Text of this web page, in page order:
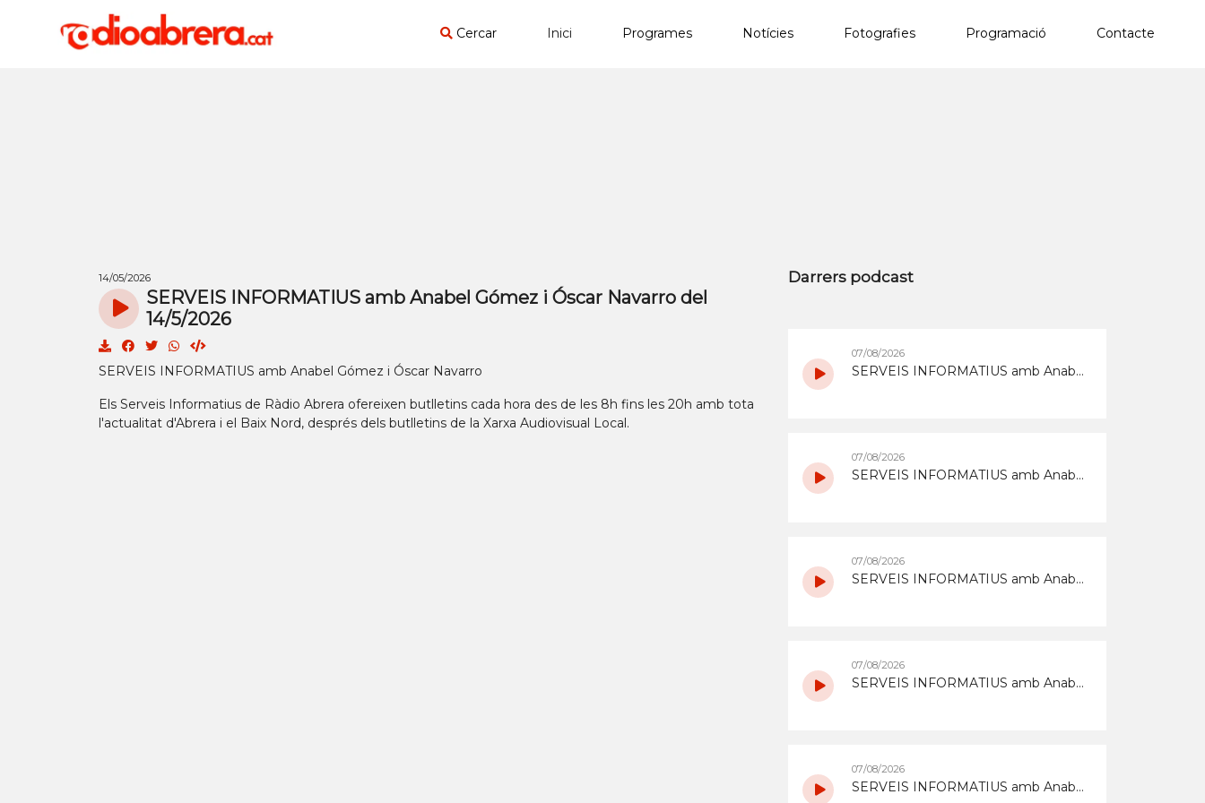
Cercar Inici Programes Notícies Fotografies Programació Contacte
14/05/2026
SERVEIS INFORMATIUS amb Anabel Gómez i Óscar Navarro del
14/5/2026
SERVEIS INFORMATIUS amb Anabel Gómez i Óscar Navarro
Els Serveis Informatius de Ràdio Abrera ofereixen butlletins cada hora des de les 8h fins les 20h amb tota
l'actualitat d'Abrera i el Baix Nord, després dels butlletins de la Xarxa Audiovisual Local.
Darrers podcast
07/08/2026
SERVEIS INFORMATIUS amb Anabel Gómez i Óscar Navarro del 7/8/2026
07/08/2026
SERVEIS INFORMATIUS amb Anabel Gómez i Óscar Navarro del 7/8/2026
07/08/2026
SERVEIS INFORMATIUS amb Anabel Gómez i Óscar Navarro del 7/8/2026
07/08/2026
SERVEIS INFORMATIUS amb Anabel Gómez i Óscar Navarro del 7/8/2026
07/08/2026
SERVEIS INFORMATIUS amb Anabel Gómez i Óscar Navarro del 7/8/2026